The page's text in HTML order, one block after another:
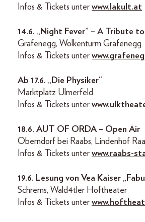
Infos & Tickets unter www.lakult.at
14.6. „Night Fever” – A Tribute
Grafenegg, Wolkenturm Grafenegg
Infos & Tickets unter
Ab 17.6. „Die Physiker“
Marktplatz Ulmerfeld
Infos & Tickets unter
18.6. AUT OF ORDA – Open Air
Oberndorf bei Raabs, Lindenhof
Infos & Tickets unter www.raabs-
19.6. Lesung von Vea Kaiser
Schrems, Wald4tler Hoftheater
Infos & Tickets unter